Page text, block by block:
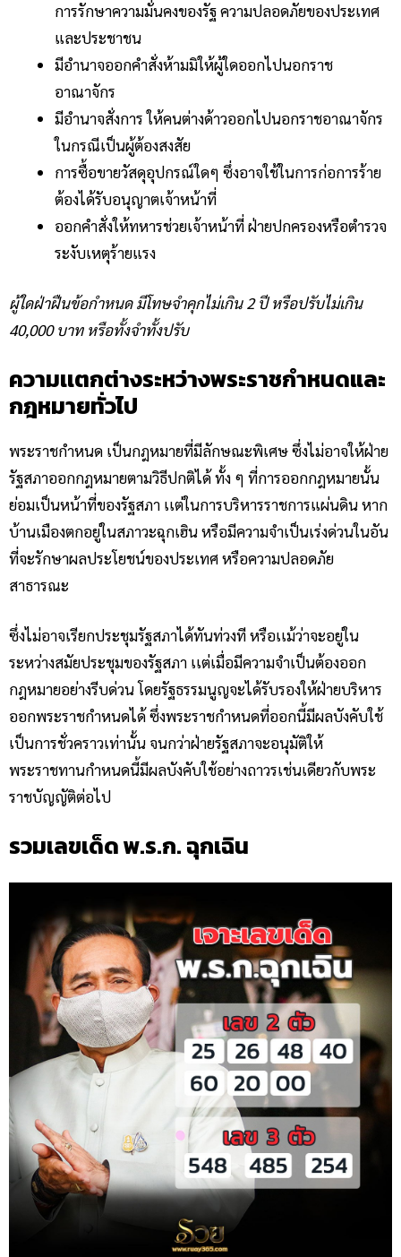
การรักษาความมั่นคงของรัฐ ความปลอดภัยของประเทศ
และประชาชน
มีอำนาจออกคำสั่งห้ามมิให้ผู้ใดออกไปนอกราช
อาณาจักร
มีอำนาจสั่งการ ให้คนต่างด้าวออกไปนอกราชอาณาจักร
ในกรณีเป็นผู้ต้องสงสัย
การซื้อขายวัสดุอุปกรณ์ใดๆ ซึ่งอาจใช้ในการก่อการร้าย
ต้องได้รับอนุญาตเจ้าหน้าที่
ออกคำสั่งให้ทหารช่วยเจ้าหน้าที่ ฝ่ายปกครองหรือตำรวจ
ระงับเหตุร้ายแรง
ผู้ใดฝ่าฝืนข้อกำหนด มีโทษจำคุกไม่เกิน 2 ปี หรือปรับไม่เกิน
40,000 บาท หรือทั้งจำทั้งปรับ
ความเเตกต่างระหว่างพระราชกำหนดและ
กฎหมายทั่วไป
พระราชกำหนด เป็นกฎหมายที่มีลักษณะพิเศษ ซึ่งไม่อาจให้ฝ่าย
รัฐสภาออกกฎหมายตามวิธีปกติได้ ทั้ง ๆ ที่การออกกฎหมายนั้น
ย่อมเป็นหน้าที่ของรัฐสภา เเต่ในการบริหารราชการแผ่นดิน หาก
บ้านเมืองตกอยู่ในสภาวะฉุกเฮิน หรือมีความจำเป็นเร่งด่วนในอัน
ที่จะรักษาผลประโยชน์ของประเทศ หรือความปลอดภัย
สาธารณะ
ซึ่งไม่อาจเรียกประชุมรัฐสภาได้ทันท่วงที หรือเเม้ว่าจะอยู่ใน
ระหว่างสมัยประชุมของรัฐสภา เเต่เมื่อมีความจำเป็นต้องออก
กฎหมายอย่างรีบด่วน โดยรัฐธรรมนูญจะได้รับรองให้ฝ่ายบริหาร
ออกพระราชกำหนดได้ ซึ่งพระราชกำหนดที่ออกนี้มีผลบังคับใช้
เป็นการชั่วคราวเท่านั้น จนกว่าฝ่ายรัฐสภาจะอนุมัติให้
พระราชทานกำหนดนี้มีผลบังคับใช้อย่างถาวรเช่นเดียวกับพระ
ราชบัญญัติต่อไป
รวมเลขเด็ด พ.ร.ก. ฉุกเฉิน